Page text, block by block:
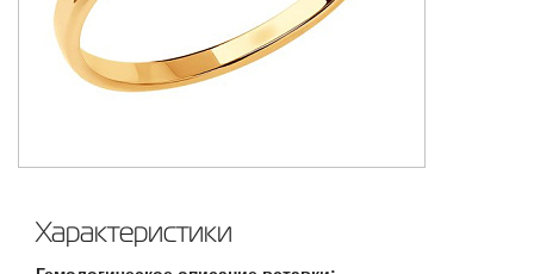
Характеристики